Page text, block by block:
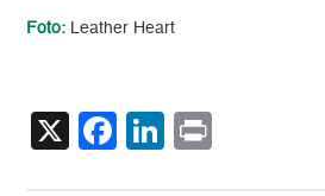
Foto: Leather Heart
X Facebook
LinkedIn